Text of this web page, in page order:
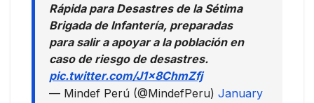
Rápida para Desastres de la Sétima
Brigada de Infantería, preparadas
para salir a apoyar a la población en
caso de riesgo de desastres.
pic.twitter.com/J1x8ChmZfj
— Mindef Perú (@MindefPeru) January